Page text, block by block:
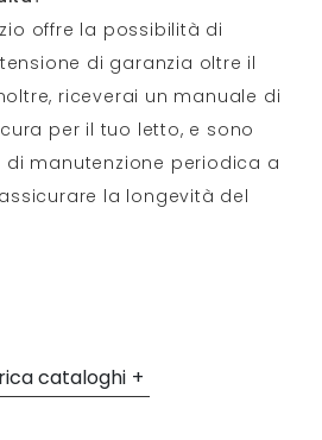
offre la possibilità di
di garanzia oltre il
riceverai un manuale di
per il tuo letto, e sono
di manutenzione periodica a
la longevità del
cataloghi